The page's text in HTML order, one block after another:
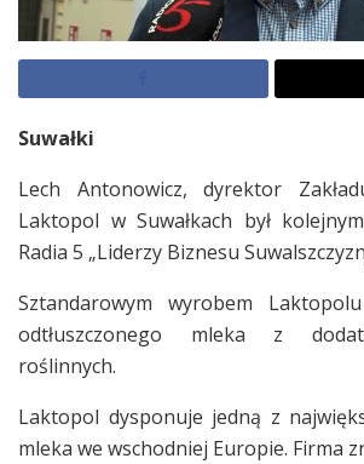
Suwałki
Lech Antonowicz, dyrektor
Laktopol w Suwałkach był
Radia 5 „Liderzy Biznesu
Sztandarowym wyrobem
odtłuszczonego mleka z
roślinnych.
Laktopol dysponuje jedną z
mleka we wschodniej Europie. Firma